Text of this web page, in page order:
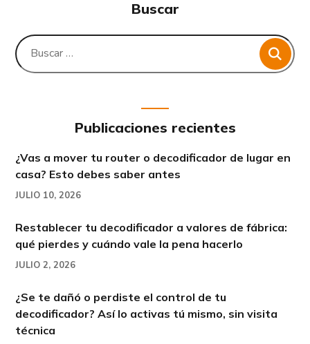
Buscar
Publicaciones recientes
¿Vas a mover tu router o decodificador de lugar en
casa? Esto debes saber antes
JULIO 10, 2026
Restablecer tu decodificador a valores de fábrica:
qué pierdes y cuándo vale la pena hacerlo
JULIO 2, 2026
¿Se te dañó o perdiste el control de tu
decodificador? Así lo activas tú mismo, sin visita
técnica